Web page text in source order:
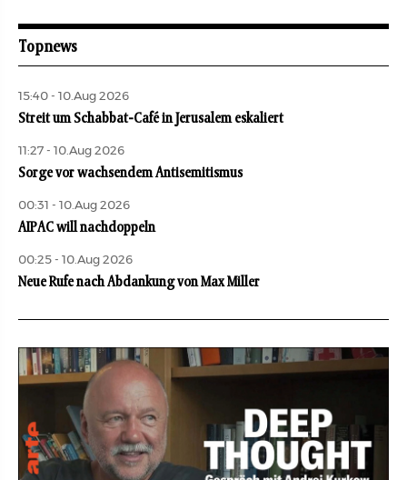
aufbau
Topnews
15:40 - 10.Aug 2026
Streit um Schabbat-Café in Jerusalem eskaliert
11:27 - 10.Aug 2026
Sorge vor wachsendem Antisemitismus
00:31 - 10.Aug 2026
AIPAC will nachdoppeln
00:25 - 10.Aug 2026
Neue Rufe nach Abdankung von Max Miller